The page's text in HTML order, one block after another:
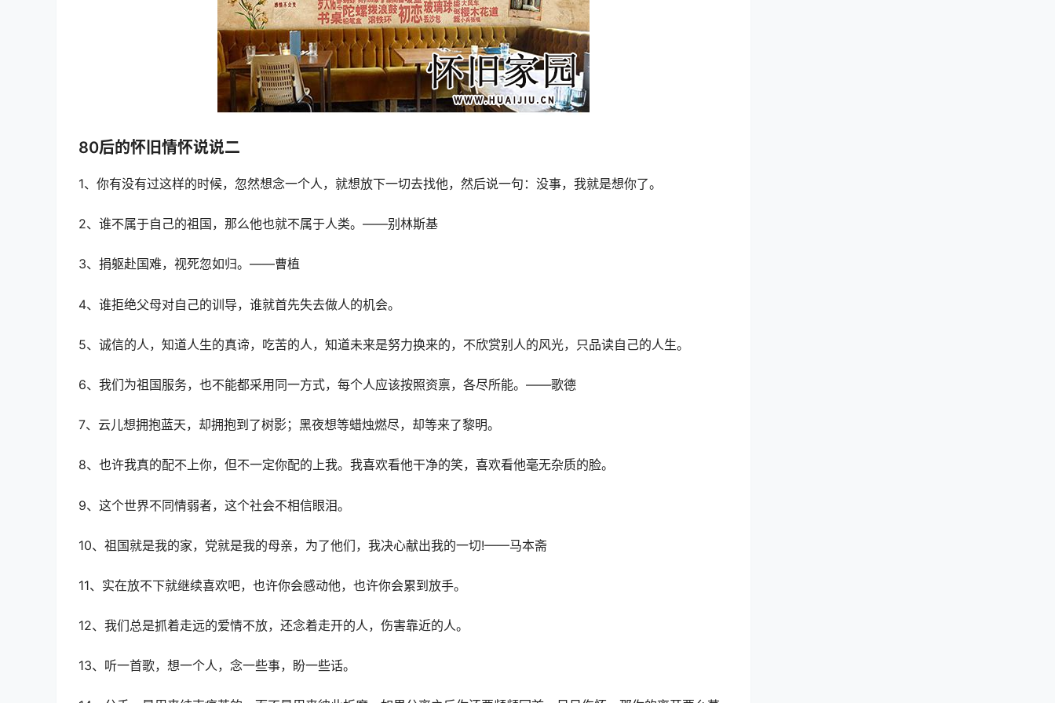
80后的怀旧情怀说说二
1、你有没有过这样的时候，忽然想念一个人，就想放下一切去找他，然后说一句：没事，我就是想你了。
2、谁不属于自己的祖国，那么他也就不属于人类。——别林斯基
3、捐躯赴国难，视死忽如归。——曹植
4、谁拒绝父母对自己的训导，谁就首先失去做人的机会。
5、诚信的人，知道人生的真谛，吃苦的人，知道未来是努力换来的，不欣赏别人的风光，只品读自己的人生。
6、我们为祖国服务，也不能都采用同一方式，每个人应该按照资禀，各尽所能。——歌德
7、云儿想拥抱蓝天，却拥抱到了树影；黑夜想等蜡烛燃尽，却等来了黎明。
8、也许我真的配不上你，但不一定你配的上我。我喜欢看他干净的笑，喜欢看他毫无杂质的脸。
9、这个世界不同情弱者，这个社会不相信眼泪。
10、祖国就是我的家，党就是我的母亲，为了他们，我决心献出我的一切!——马本斋
11、实在放不下就继续喜欢吧，也许你会感动他，也许你会累到放手。
12、我们总是抓着走远的爱情不放，还念着走开的人，伤害靠近的人。
13、听一首歌，想一个人，念一些事，盼一些话。